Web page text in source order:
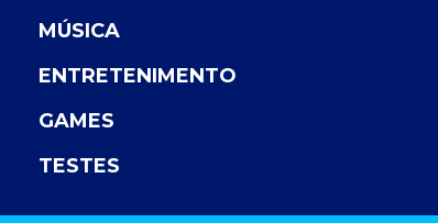
MÚSICA
ENTRETENIMENTO
GAMES
TESTES